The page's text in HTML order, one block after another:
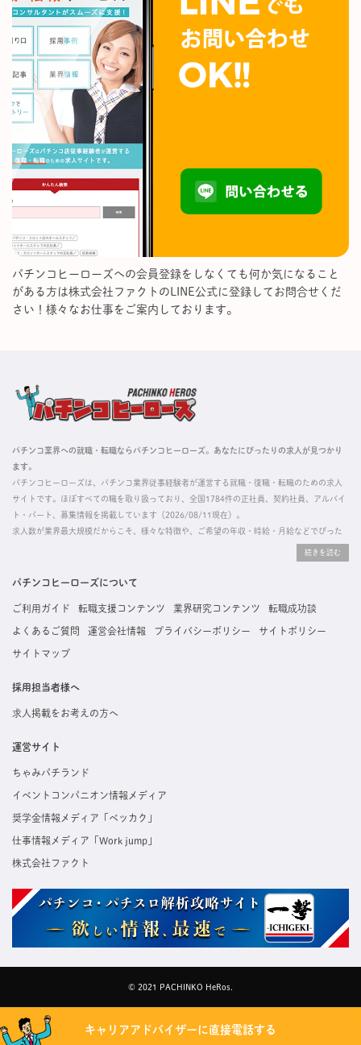
パチンコヒーローズへの会員登録をしなくても何か気になること
がある方は株式会社ファクトのLINE公式に登録してお問合せくだ
さい！様々なお仕事をご案内しております。
パチンコ業界への就職・転職ならパチンコヒーローズ。あなたにぴったりの求人が見つかり
ます。
パチンコヒーローズは、パチンコ業界従事経験者が運営する就職・復職・転職のための求人
サイトです。ほぼすべての職を取り扱っており、全国1784件の正社員、契約社員、アルバイ
ト・パート、募集情報を掲載しています（2026/08/11現在）。
求人数が業界最大規模だからこそ、様々な特徴や、ご希望の年収・時給・月給などでぴった
掲載している求人は、すべて契約法人様から寄せられた正規の求人情報です。応募いただい
た内容はすぐに直接事業所に届くためスムーズに転職・復職できます。
パチンコヒーローズについて
ご利用ガイド 転職支援コンテンツ 業界研究コンテンツ 転職成功談
よくあるご質問 運営会社情報 プライバシーポリシー サイトポリシー
サイトマップ
採用担当者様へ
求人掲載をお考えの方へ
運営サイト
ちゃみパチランド
イベントコンパニオン情報メディア
奨学金情報メディア「ベッカク」
仕事情報メディア「Work jump」
株式会社ファクト
© 2021 PACHINKO HeRos.
キャリアアドバイザーに直接電話する